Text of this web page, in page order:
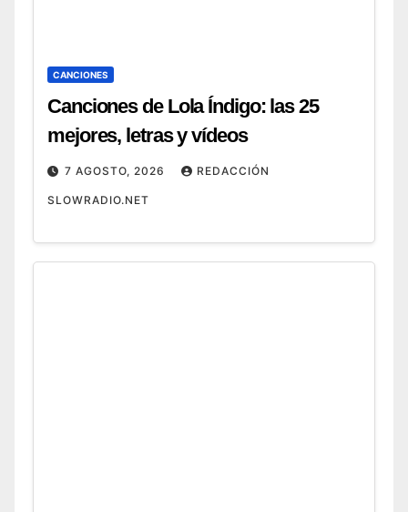
CANCIONES
Canciones de Lola Índigo: las 25
mejores, letras y vídeos
7 AGOSTO, 2026 REDACCIÓN
SLOWRADIO.NET